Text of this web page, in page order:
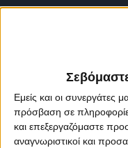
Εμείς και οι συνεργάτες
πρόσβαση σε
και επεξεργαζόμαστε
αναγνωριστικοί και
About Offradio Business